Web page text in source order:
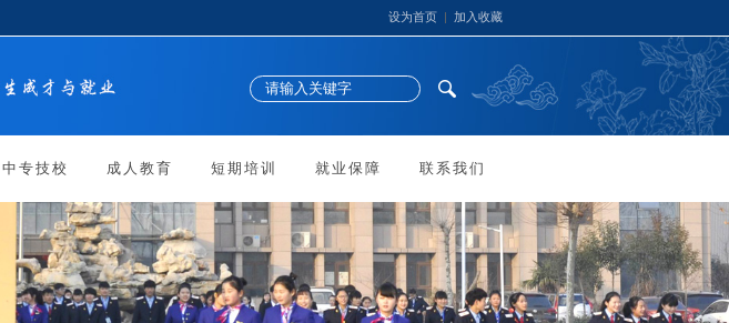
设为首页 |加入收藏
中专技校 成人教育 短期培训 就业保障 联系我们